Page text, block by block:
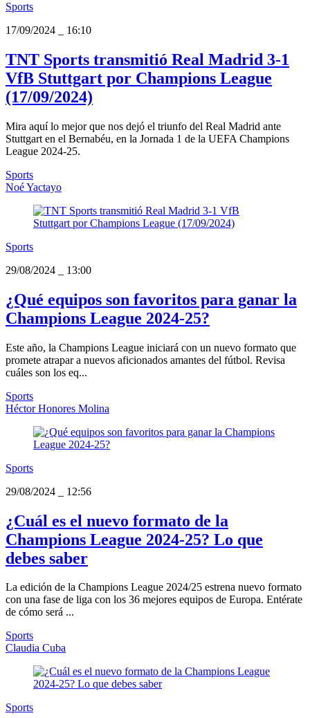
Sports
17/09/2024
16:10
TNT Sports transmitió Real Madrid 3-1
VfB Stuttgart por Champions League
(17/09/2024)
Mira aquí lo mejor que nos dejó el triunfo del Real Madrid ante
Stuttgart en el Bernabéu, en la Jornada 1 de la UEFA Champions
League 2024-25.
Sports
Noé Yactayo
Sports
29/08/2024
13:00
¿Qué equipos son favoritos para ganar la
Champions League 2024-25?
Este año, la Champions League iniciará con un nuevo formato que
promete atrapar a nuevos aficionados amantes del fútbol. Revisa
cuáles son los eq...
Sports
Héctor Honores Molina
Sports
29/08/2024
12:56
¿Cuál es el nuevo formato de la
Champions League 2024-25? Lo que
debes saber
La edición de la Champions League 2024/25 estrena nuevo formato
con una fase de liga con los 36 mejores equipos de Europa. Entérate
de cómo será ...
Sports
Claudia Cuba
Sports